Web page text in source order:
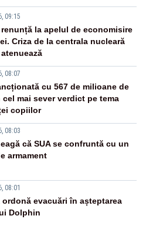
09:15
la apelul de economisire
Criza de la centrala nucleară
08:07
cu 567 de milioane de
mai sever verdict pe tema
copiilor
08:03
că SUA se confruntă cu un
armament
08:01
evacuări în așteptarea
Dolphin